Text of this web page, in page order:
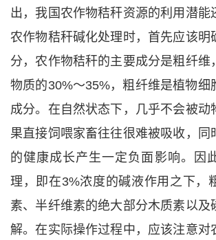
出，我国农作物秸秆资源的利用潜能
农作物秸秆碱化处理时，首先应该明
分，农作物秸秆的主要成分是粗纤维
物质的30%～35%，粗纤维是植物细
成分。在自然状态下，几乎不会被动
果直接饲喂家畜往往很难被吸收，同
的健康成长产生一定负面影响。因
理，即在3%浓度的碱液作用之下，
素、半纤维素的绝大部分木质素以及
解。在实际操作过程中，应该注意对